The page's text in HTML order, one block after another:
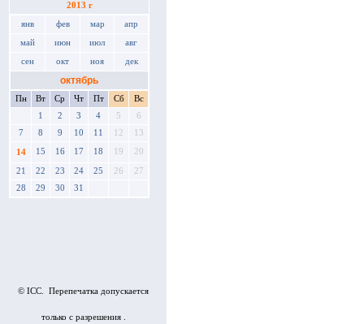
2013 г
янв фев мар апр
май июн июл авг
сен окт ноя дек
октябрь
Пн Вт Ср Чт Пт Сб
Вс
1
2 3 4 5
6
7
8 9 10 11 12 13
14 15 16 17 18 19 20
21 22 23 24 25 26
27
28
29 30 31
© ICC. Перепечатка допускается
только с разрешения .